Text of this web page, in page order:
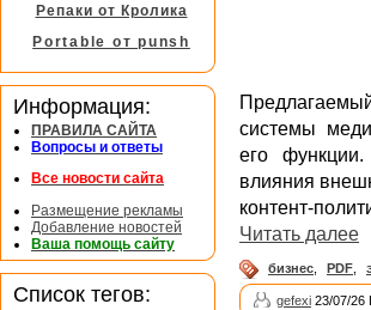
системы
его
влияния
контент-
Читать далее
бизнес PDF
gefexi 23/07/26
Репаки от Кролика
Portable от punsh
Информация:
ПРАВИЛА САЙТА
Вопросы и ответы
Все новости сайта
Размещение рекламы
Добавление новостей
Ваша помощь сайту
Список тегов: